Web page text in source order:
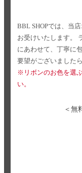
BBL SHOPでは、当
お受けいたします。
にあわせて、丁寧に
要望がございました
※リボンのお色を選
い。
＜無